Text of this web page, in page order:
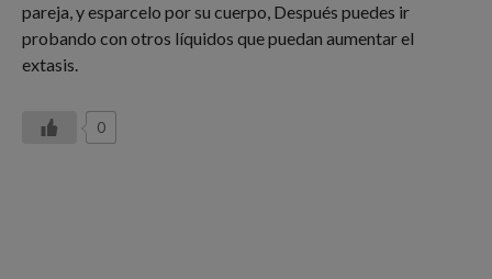
pareja, y esparcelo por su cuerpo, Después puedes ir
probando con otros líquidos que puedan aumentar el
extasis.
0